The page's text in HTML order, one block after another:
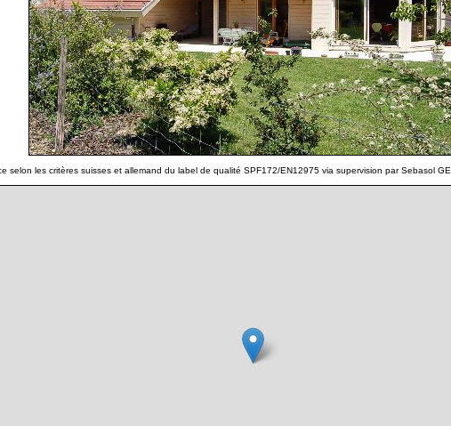
selon les critères suisses et allemand du label de qualité SPF172/EN12975 via supervision par Sebasol